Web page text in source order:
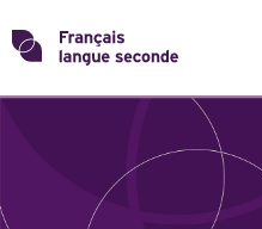
Skip
toTransformons
THÈMES